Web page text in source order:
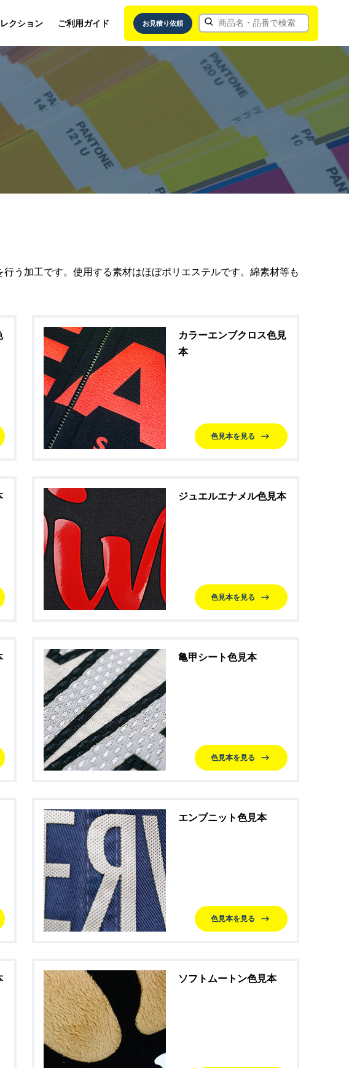
クション ご利用ガイド お見積り依頼
う加工です。使用する素材はほぼポリエステルです。綿素材等も
カラーエンブクロス色見
本
色見本を見る
ジュエルエナメル色見本
色見本を見る
亀甲シート色見本
色見本を見る
エンブニット色見本
色見本を見る
ソフトムートン色見本